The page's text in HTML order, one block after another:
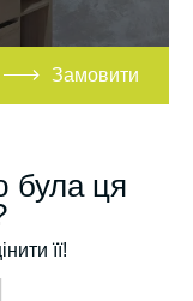
Замовити
була ця
її!